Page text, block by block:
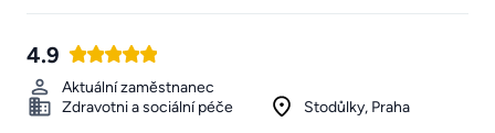
4.9
Aktuální zaměstnanec
Zdravotni a sociální péče
Stodůlky, Praha